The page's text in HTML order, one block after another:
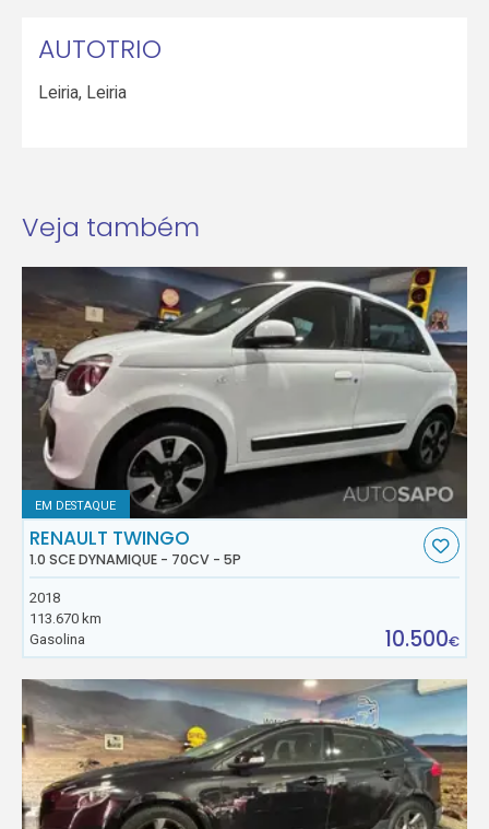
AUTOTRIO
Leiria, Leiria
Veja também
EM DESTAQUE
RENAULT TWINGO
1.0 SCE DYNAMIQUE - 70CV - 5P
2018
113.670 km
Gasolina
10.500€